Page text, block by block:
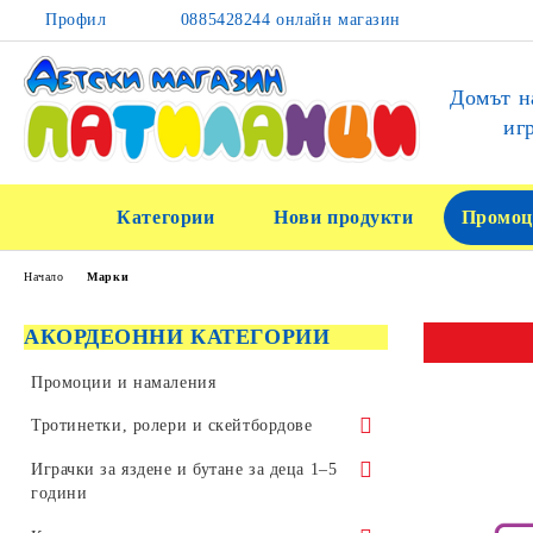
Профил 0885428244 онлайн магазин
Домът
Категории Нови продукти
АКОРДЕОННИ КАТЕГОРИИ
Промоции и намаления
Тротинетки, ролери и скейтбордове
Тротинетки за трикове и скачане
Играчки за яздене и бутане за деца 1–5
години
Начало Марки